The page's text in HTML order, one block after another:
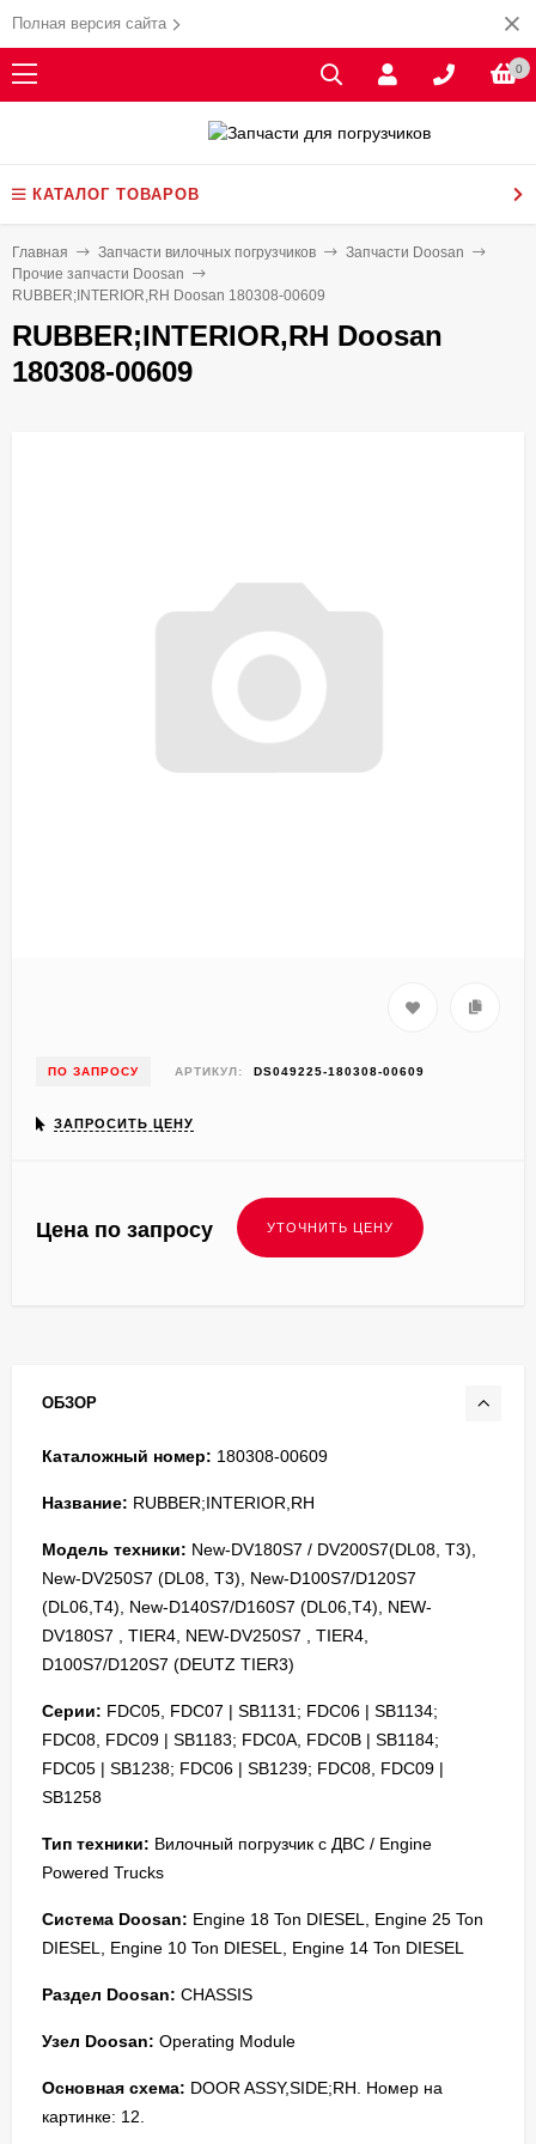
Полная версия сайта
0
КАТАЛОГ ТОВАРОВ
Главная Запчасти вилочных погрузчиков
Запчасти Doosan
Прочие запчасти Doosan
RUBBER;INTERIOR,RH Doosan 180308-00609
RUBBER;INTERIOR,RH Doosan
180308-00609
ПО ЗАПРОСУ АРТИКУЛ: DS049225-180308-00609
ЗАПРОСИТЬ ЦЕНУ
Цена по запросу
ОБЗОР
Каталожный номер: 180308-00609
Название: RUBBER;INTERIOR,RH
Модель техники: New-DV180S7 / DV200S7(DL08, T3),
New-DV250S7 (DL08, T3), New-D100S7/D120S7
(DL06,T4), New-D140S7/D160S7 (DL06,T4), NEW-
DV180S7 , TIER4, NEW-DV250S7 , TIER4,
D100S7/D120S7 (DEUTZ TIER3)
Серии: FDC05, FDC07 | SB1131; FDC06 | SB1134;
FDC08, FDC09 | SB1183; FDC0A, FDC0B | SB1184;
FDC05 | SB1238; FDC06 | SB1239; FDC08, FDC09 |
SB1258
Тип техники: Вилочный погрузчик с ДВС / Engine
Powered Trucks
Система Doosan: Engine 18 Ton DIESEL, Engine 25 Ton
DIESEL, Engine 10 Ton DIESEL, Engine 14 Ton DIESEL
Раздел Doosan: CHASSIS
Узел Doosan: Operating Module
Основная схема: DOOR ASSY,SIDE;RH. Номер на
картинке: 12.